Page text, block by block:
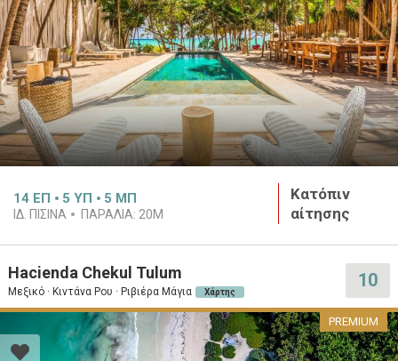
14 ΕΠ 5 ΥΠ 5 ΜΠ
ΙΔ. ΠΙΣΙΝΑ ΠΑΡΑΛΙΑ: 20M
Κατόπιν
αίτησης
Hacienda Chekul Tulum
Μεξικό · Κιντάνα Ρου · Ριβιέρα Μάγια Χάρτης
10
PREMIUM